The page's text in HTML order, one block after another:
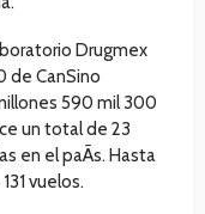
Drugmex
de CanSino
590 mil 300
un total de 23
en el paÃ­s. Hasta
vuelos.